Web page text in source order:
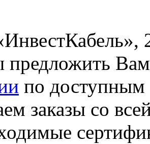
по доступным
заказы со